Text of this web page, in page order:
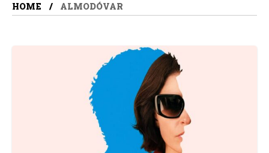
HOME ALMODÓVAR